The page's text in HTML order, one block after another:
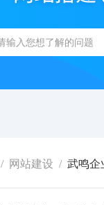
/ 网站建设 / 武鸣企